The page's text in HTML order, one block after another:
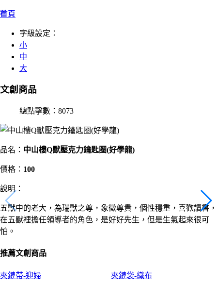
:::
首頁
字級設定：
小
中
大
文創商品
總點擊數：8073
品名： 中山樓Q獸壓克力鑰匙圈(好學龍)
價格： 100
說明：
五獸中的老大，為瑞獸之尊，象徵尊貴，個性穩重，喜歡讀書，
在五獸裡擔任領導者的角色，是好好先生，但是生氣起來很可
怕。
推薦文創商品
夾鏈帶-迎婦 夾鏈袋-織布